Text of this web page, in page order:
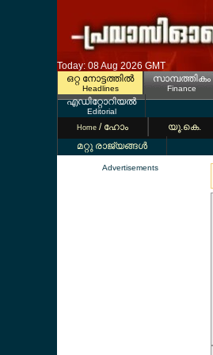
Today: 08 Aug 2026 GMT
ഒറ്റ നോട്ടത്തില്‍
Headlines
സാമ്പത്തികം
Finance
എഡിറ്റോറിയല്‍
Editorial
Home / ഹോം യൂ.കെ.
മറ്റു രാജ്യങ്ങള്‍
Advertisements